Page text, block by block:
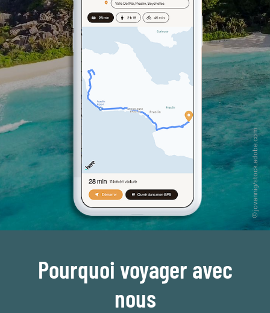
Pourquoi voyager avec
nous